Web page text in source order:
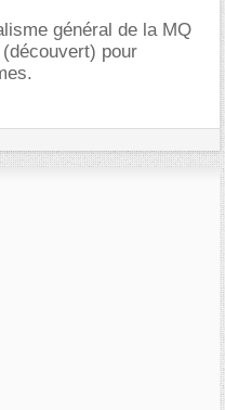
général de la MQ
pour